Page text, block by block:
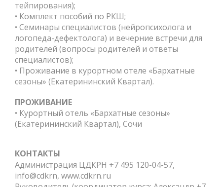
тейпирования);
• Комплект пособий по РКШ;
• Семинары специалистов (нейропсихолога и
логопеда-дефектолога) и вечерние встречи для
родителей (вопросы родителей и ответы
специалистов);
• Проживание в курортном отеле «Бархатные
сезоны» (Екатерининский Квартал).
ПРОЖИВАНИЕ
• Курортный отель «Бархатные сезоны»
(Екатерининский Квартал), Сочи
КОНТАКТЫ
Администрация ЦДКРН +7 495 120-04-57,
info@cdkrn, www.cdkrn.ru